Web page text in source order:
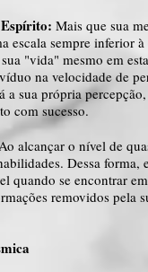
Mais que sua
escala sempre inferior
"vida" mesmo em
na velocidade de
a sua própria
com sucesso.
alcançar o nível de
Dessa forma,
quando se encontrar
removidos pela